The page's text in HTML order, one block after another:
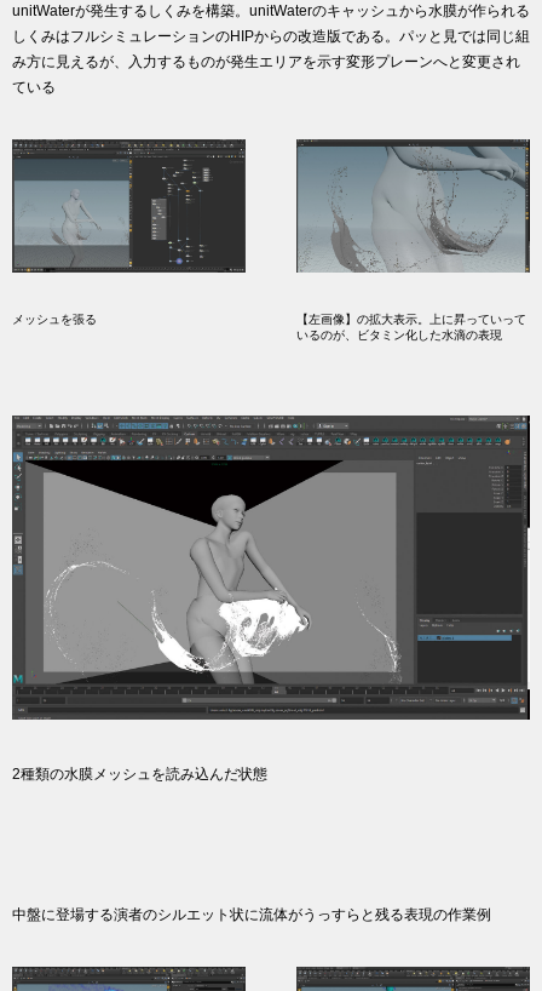
unitWaterが発生するしくみを構築。unitWaterのキャッシュから水膜が作られる
しくみはフルシミュレーションのHIPからの改造版である。パッと見では同じ組
み方に見えるが、入力するものが発生エリアを示す変形プレーンへと変更され
ている
メッシュを張る
【左画像】の拡大表示。上に昇っていって
いるのが、ビタミン化した水滴の表現
2種類の水膜メッシュを読み込んだ状態
中盤に登場する演者のシルエット状に流体がうっすらと残る表現の作業例